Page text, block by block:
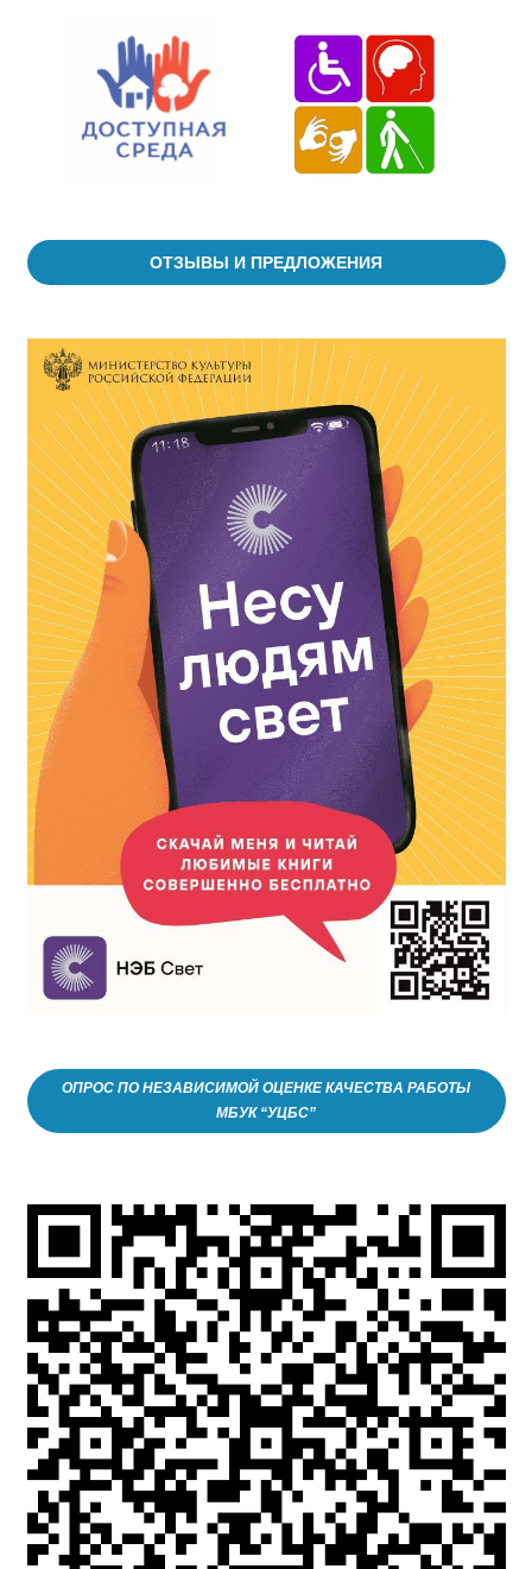
ОТЗЫВЫ И ПРЕДЛОЖЕНИЯ
ОПРОС ПО НЕЗАВИСИМОЙ ОЦЕНКЕ КАЧЕСТВА РАБОТЫ
МБУК “УЦБС”